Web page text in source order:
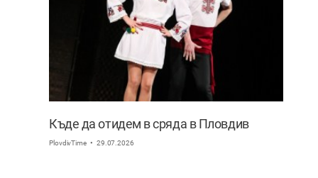
Къде да отидем в сряда в Пловдив
PlovdivTime 29.07.2026